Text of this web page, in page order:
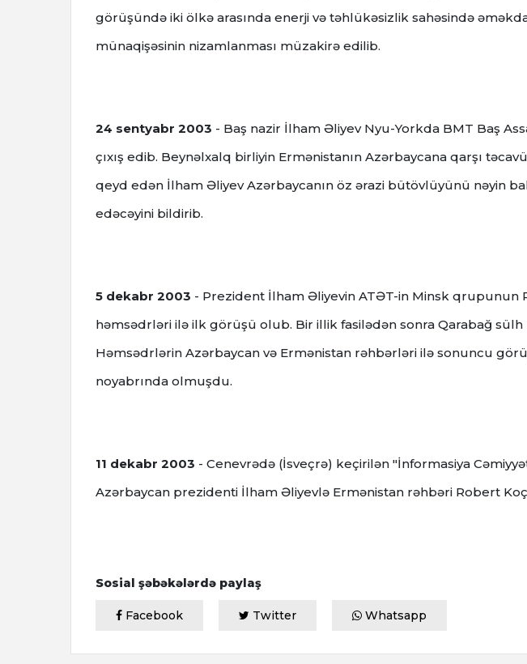
görüşündə iki ölkə arasında enerji və təhlükəsizlik sahəsində
münaqişəsinin nizamlanması müzakirə edilib.
24 sentyabr 2003 - Baş nazir İlham Əliyev Nyu-Yorkda BMT Baş
çıxış edib. Beynəlxalq birliyin Ermənistanın Azərbaycana qarşı
qeyd edən İlham Əliyev Azərbaycanın öz ərazi bütövlüyünü nəyin
edəcəyini bildirib.
5 dekabr 2003 - Prezident İlham Əliyevin ATƏT-in Minsk qrupunun
həmsədrləri ilə ilk görüşü olub. Bir illik fasilədən sonra Qarabağ
Həmsədrlərin Azərbaycan və Ermənistan rəhbərləri ilə sonuncu
noyabrında olmuşdu.
11 dekabr 2003 - Cenevrədə (İsveçrə) keçirilən "İnformasiya
Azərbaycan prezidenti İlham Əliyevlə Ermənistan rəhbəri Robert
Sosial şəbəkələrdə paylaş
Facebook Twitter Whatsapp